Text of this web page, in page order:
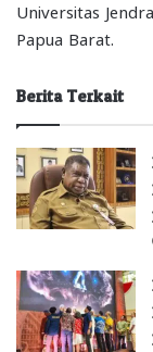
Universitas
Papua Barat.
Berita Terkait